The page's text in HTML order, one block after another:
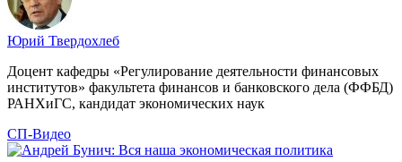
Юрий Твердохлеб
Доцент кафедры «Регулирование деятельности финансовых
институтов» факультета финансов и банковского дела (ФФБД)
РАНХиГС, кандидат экономических наук
СП-Видео